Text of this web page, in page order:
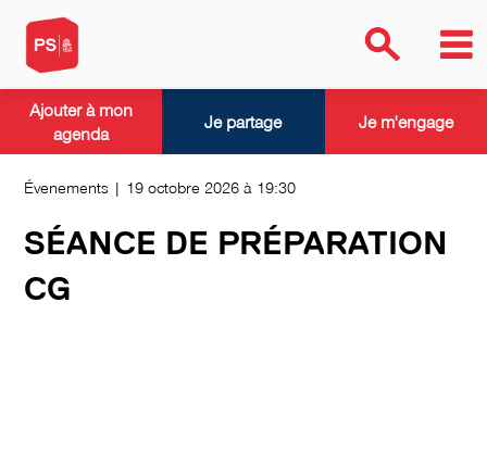
Évenements | 19 octobre 2026 à 19:30
SÉANCE DE PRÉPARATION
CG
Ajouter à mon
agenda
Je partage Je m'engage